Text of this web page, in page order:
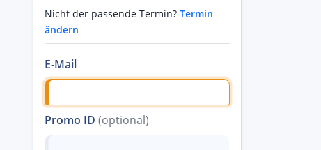
Nicht der passende Termin? Termin
ändern
E-Mail
Promo ID (optional)